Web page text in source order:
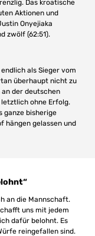
Das kroatische
Aktionen und
Onyejiaka
zwölf (62:51).
als Sieger vom
überhaupt nicht zu
der deutschen
letztlich ohne Erfolg.
ganze bisherige
hängen gelassen und
an die Mannschaft.
uns mit jedem
dafür belohnt. Es
reingefallen sind.